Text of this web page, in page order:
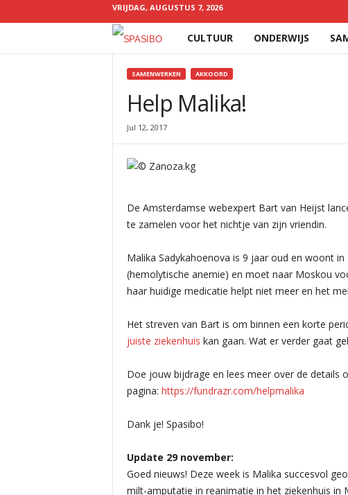
VRIJDAG, AUGUSTUS 7, 2026
Spasibo
CULTUUR ONDERWIJS
YOU ARE HERE
SAMENWERKEN AKKOORD
Help Malika!
Jul 12, 2017
De Amsterdamse webexpert Bart van Heijst
te zamelen voor het nichtje van zijn vriendin.
Malika Sadykahoenova is 9 jaar oud en woont
(hemolytische anemie) en moet naar Moskou
haar huidige medicatie helpt niet meer en het
Het streven van Bart is om binnen een korte
juiste ziekenhuis kan gaan. Wat er verder gaat
Doe jouw bijdrage en lees meer over de details
pagina: https://fundrazr.com/helpmalika
Dank je! Spasibo!
Update 29 november:
Goed nieuws! Deze week is Malika succesvol
milt-amputatie in reanimatie in het ziekenhuis in